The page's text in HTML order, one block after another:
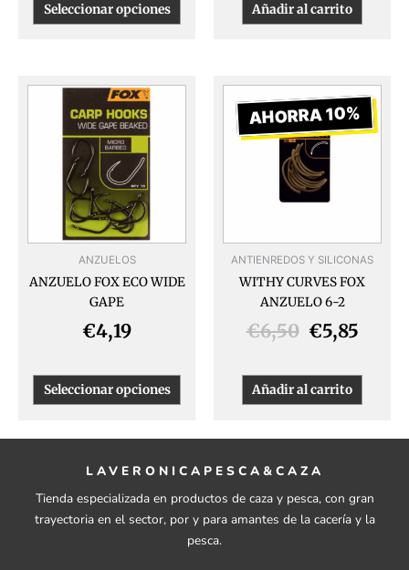
Seleccionar opciones Añadir al carrito
ANZUELOS
ANZUELO FOX ECO WIDE
GAPE
€4,19
Seleccionar opciones
Este
pueden
en
AHORRA 10%
ANTIENREDOS Y SILICONAS
WITHY CURVES FOX
ANZUELO 6-2
€6,50
El
precio
original
era:
€6,50.
€5,85
El
Añadir al carrito
LAVERONICAPESCA&CAZA
Tienda especializada en productos de caza y pesca, con gran
trayectoria en el sector, por y para amantes de la cacería y la
pesca.